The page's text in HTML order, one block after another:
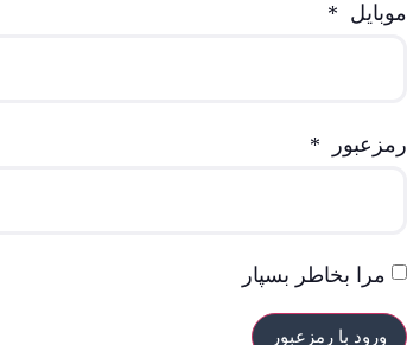
موبایل *
رمزعبور *
مرا بخاطر بسپار